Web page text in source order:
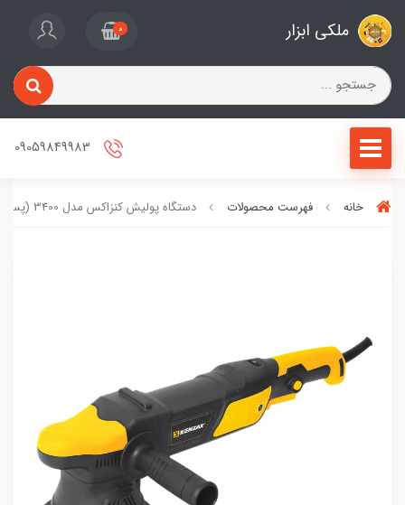
ملکی ابزار 0
خانه فهرست محصولات دستگاه پولیش کنزاکس مدل 3400 (پس کرایه)